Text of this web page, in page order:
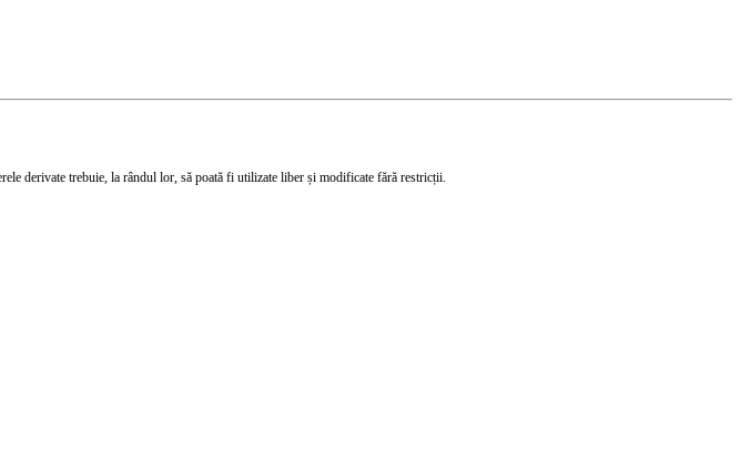
derivate trebuie, la rândul lor, să poată fi utilizate liber și modificate fără restricții.